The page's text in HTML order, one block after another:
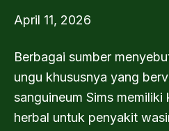
April 11, 2026
Berbagai sumber
ungu khususnya yang
sanguineum Sims
herbal untuk penyakit